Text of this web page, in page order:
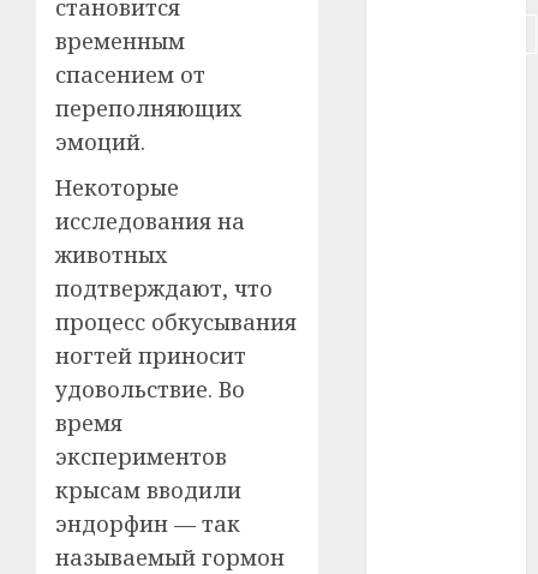
становится
временным
спасением от
переполняющих
эмоций.
Некоторые
исследования на
животных
подтверждают, что
процесс обкусывания
ногтей приносит
удовольствие. Во
время
экспериментов
крысам вводили
эндорфин — так
называемый гормон